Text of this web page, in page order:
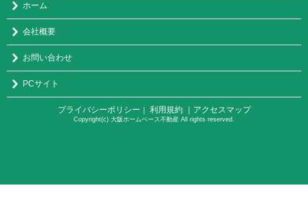
ホーム
会社概要
お問い合わせ
PCサイト
プライバシーポリシー ｜ 利用規約 ｜アクセスマップ
Copyright(c) 大阪ホームベース不動産 All rights reserved.